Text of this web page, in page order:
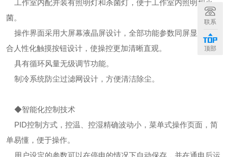
工作室内配并装有照明灯和杀菌灯，便于工作室内照明和灭
菌。
操作界面采用大屏幕液晶屏设计，全部功能参数同屏显示，结
合人性化触摸按钮设计，使操控更加清晰直观。
具有循环风量无级调节功能。
制冷系统防尘过滤网设计，方便清洁除尘。
◆智能化控制技术
PID控制方式，控温、控湿精确波动小，菜单式操作页面，简
单易懂，便于操作。
用户设定的参数可以在停电的情况下自动保存，并在通电后运
联系
顶部